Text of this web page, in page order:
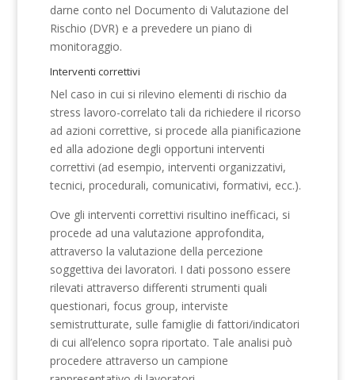
darne conto nel Documento di Valutazione del
Rischio (DVR) e a prevedere un piano di
monitoraggio.
Interventi correttivi
Nel caso in cui si rilevino elementi di rischio da
stress lavoro-correlato tali da richiedere il ricorso
ad azioni correttive, si procede alla pianificazione
ed alla adozione degli opportuni interventi
correttivi (ad esempio, interventi organizzativi,
tecnici, procedurali, comunicativi, formativi, ecc.).
Ove gli interventi correttivi risultino inefficaci, si
procede ad una valutazione approfondita,
attraverso la valutazione della percezione
soggettiva dei lavoratori. I dati possono essere
rilevati attraverso differenti strumenti quali
questionari, focus group, interviste
semistrutturate, sulle famiglie di fattori/indicatori
di cui all’elenco sopra riportato. Tale analisi può
procedere attraverso un campione